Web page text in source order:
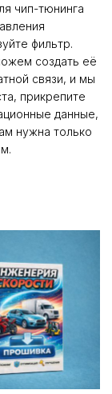
чип-тюнинга
фильтр.
создать её
связи, и мы
прикрепите
данные,
нужна только